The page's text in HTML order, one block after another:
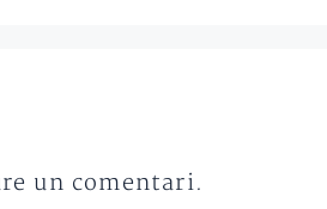
un comentari.